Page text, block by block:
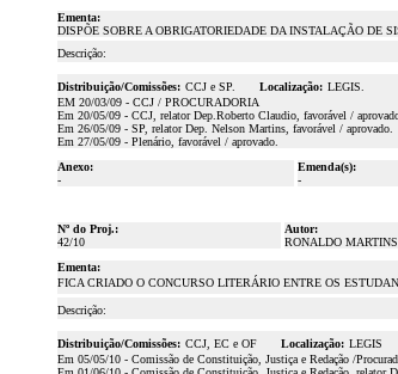
Ementa:
DISPÕE SOBRE A OBRIGATORIEDADE DA INSTALAÇÃO DE
Descrição:
Distribuição/Comissões: CCJ e SP. Localização: LEGIS.
EM 20/03/09 - CCJ / PROCURADORIA
Em 20/05/09 - CCJ, relator Dep.Roberto Claudio, favorável /
Em 26/05/09 - SP, relator Dep. Nelson Martins, favorável / aprovado.
Em 27/05/09 - Plenário, favorável / aprovado.
Anexo:
-
Emenda(s):
-
Nº do Proj.:
42/10
Autor:
RONALDO MARTINS
Ementa:
FICA CRIADO O CONCURSO LITERÁRIO ENTRE OS
Descrição:
Distribuição/Comissões: CCJ, EC e OF Localização: LEGIS
Em 05/05/10 - Comissão de Constituição, Justiça e Redação /